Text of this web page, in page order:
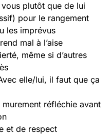
plutôt que de lui
pour le rangement
les imprévus
mal à l’aise
même si d’autres
elle/lui, il faut que ça
murement réfléchie avant
et de respect